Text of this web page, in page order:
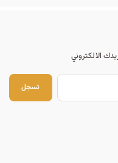
الالكتروني
تسجل